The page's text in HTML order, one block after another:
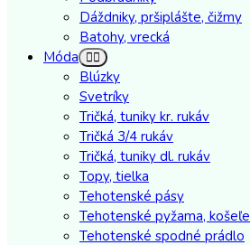
Dáždniky, pršiplášte, čižmy
Batohy, vrecká
Móda
Blúzky
Svetríky
Tričká, tuniky kr. rukáv
Tričká 3/4 rukáv
Tričká, tuniky dl. rukáv
Topy, tielka
Tehotenské pásy
Tehotenské pyžama, košeľe
Tehotenské spodné prádlo